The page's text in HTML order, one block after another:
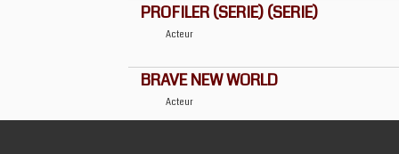
PROFILER (SERIE) (SERIE)
Acteur
BRAVE NEW WORLD
Acteur